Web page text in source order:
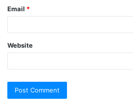
Email *
Website